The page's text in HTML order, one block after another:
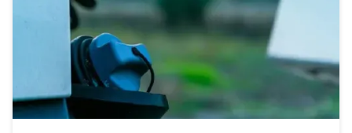
zlorabo goriva.